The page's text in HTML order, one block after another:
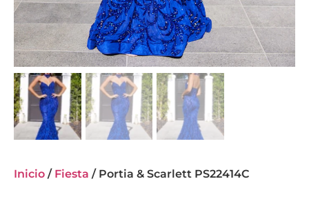
Inicio / Fiesta / Portia & Scarlett PS22414C